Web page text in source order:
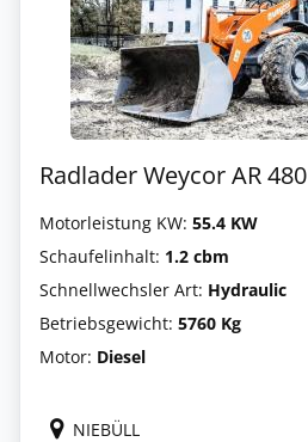
Radlader Weycor AR 480
Motorleistung KW: 55.4 KW
Schaufelinhalt: 1.2 cbm
Schnellwechsler Art: Hydraulic
Betriebsgewicht: 5760 Kg
Motor: Diesel
NIEBÜLL